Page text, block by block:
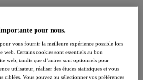
pour nous.
vous fournir la meilleure expérience possible lors
web. Certains cookies sont essentiels au bon
web, tandis que d’autres sont optionnels pour
utilisateur, réaliser des études statistiques et vous
ciblées. Vous pouvez ou sélectionner vos préférences